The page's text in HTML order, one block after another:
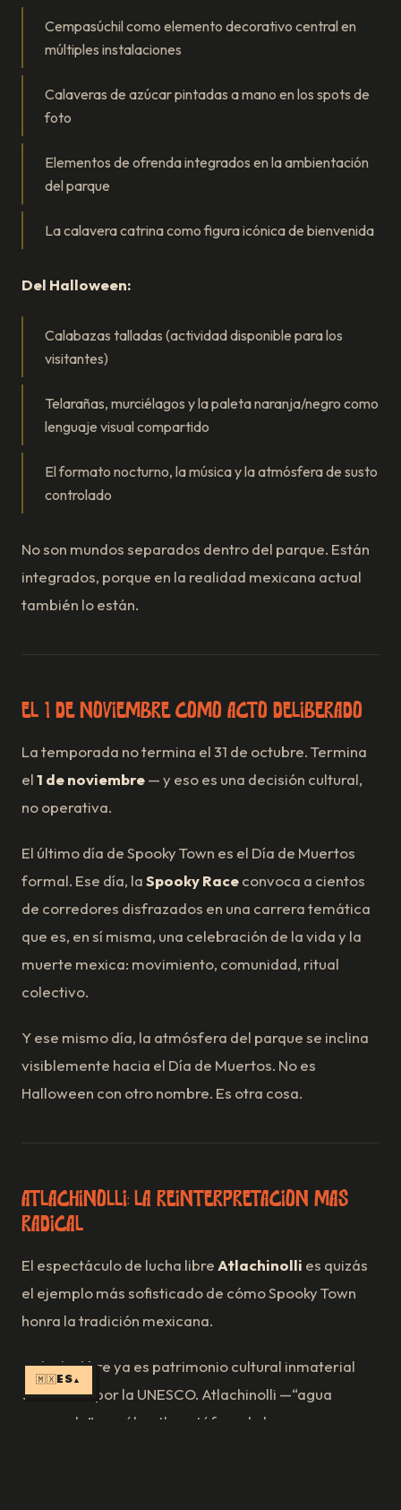
Cempasúchil como elemento decorativo central en
múltiples instalaciones
Calaveras de azúcar pintadas a mano en los spots de
foto
Elementos de ofrenda integrados en la ambientación
del parque
La calavera catrina como figura icónica de bienvenida
Del Halloween:
Calabazas talladas (actividad disponible para los
visitantes)
Telarañas, murciélagos y la paleta naranja/negro como
lenguaje visual compartido
El formato nocturno, la música y la atmósfera de susto
controlado
No son mundos separados dentro del parque. Están
integrados, porque en la realidad mexicana actual
también lo están.
El 1 de noviembre como acto deliberado
La temporada no termina el 31 de octubre. Termina
el1 de noviembre— y eso es una decisión cultural,
no operativa.
El último día de Spooky Town es el Día de Muertos
formal. Ese día, laSpooky Raceconvoca a cientos
de corredores disfrazados en una carrera temática
que es, en sí misma, una celebración de la vida y la
muerte mexica: movimiento, comunidad, ritual
colectivo.
Y ese mismo día, la atmósfera del parque se inclina
visiblemente hacia el Día de Muertos. No es
Halloween con otro nombre. Es otra cosa.
Atlachinolli: la reinterpretación más
radical
El espectáculo de lucha libre Atlachinolli es quizás
el ejemplo más sofisticado de cómo Spooky Town
honra la tradición mexicana.
La lucha libre ya es patrimonio cultural inmaterial
declarado por la UNESCO. Atlachinolli —“agua
quemada” en náhuatl, metáfora de la guerra
🇲🇽ES▲